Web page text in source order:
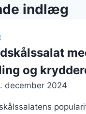
indlæg
og
december 2024